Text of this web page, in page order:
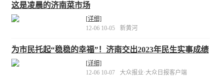
这是凌晨的济南菜市场
[详细]
12-06 10-05
新黄河
为市民托起“稳稳的幸福”！济南交出2023年民生实事成绩
单
[详细]
12-06 10-07
大众报业·大众日报客户端